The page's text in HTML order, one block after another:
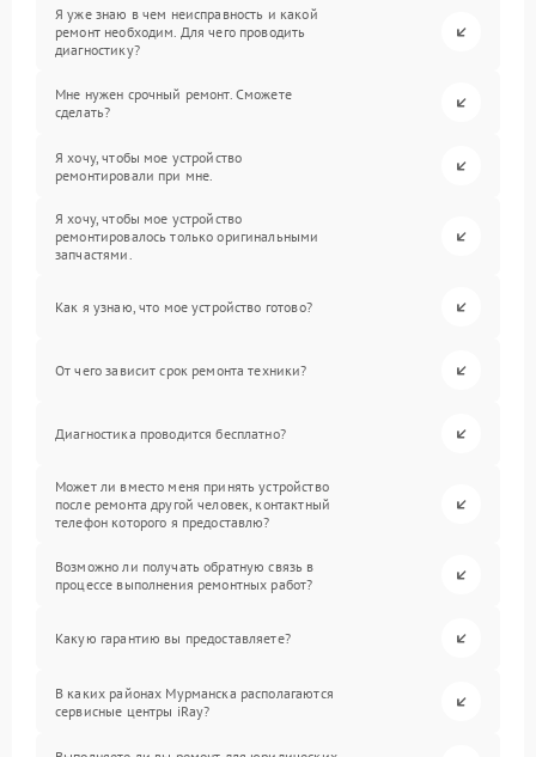
Я уже знаю в чем неисправность и какой
ремонт необходим. Для чего проводить
диагностику?
Мне нужен срочный ремонт. Сможете
сделать?
Я хочу, чтобы мое устройство
ремонтировали при мне.
Я хочу, чтобы мое устройство
ремонтировалось только оригинальными
запчастями.
Как я узнаю, что мое устройство готово?
От чего зависит срок ремонта техники?
Диагностика проводится бесплатно?
Может ли вместо меня принять устройство
после ремонта другой человек, контактный
телефон которого я предоставлю?
Возможно ли получать обратную связь в
процессе выполнения ремонтных работ?
Какую гарантию вы предоставляете?
В каких районах Мурманска располагаются
сервисные центры iRay?